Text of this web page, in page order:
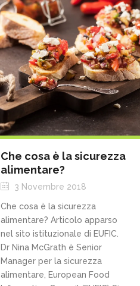
Che cosa è la sicurezza
alimentare?
3 Novembre 2018
Che cosa è la sicurezza
alimentare? Articolo apparso
nel sito istituzionale di EUFIC.
Dr Nina McGrath è Senior
Manager per la sicurezza
alimentare, European Food